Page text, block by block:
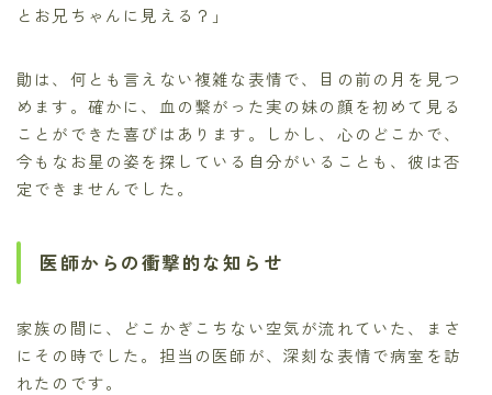
とお兄ちゃんに見える？」
勛は、何とも言えない複雑な表情で、目の前の月を見つ
めます。確かに、血の繋がった実の妹の顔を初めて見る
ことができた喜びはあります。しかし、心のどこかで、
今もなお星の姿を探している自分がいることも、彼は否
定できませんでした。
医師からの衝撃的な知らせ
家族の間に、どこかぎこちない空気が流れていた、まさ
にその時でした。担当の医師が、深刻な表情で病室を訪
れたのです。